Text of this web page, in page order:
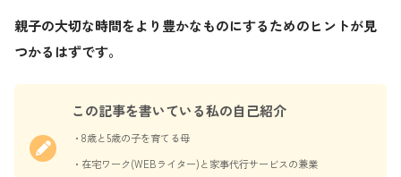
親子の大切な時間をより豊かなものにするためのヒントが見
つかるはずです。
この記事を書いている私の自己紹介
・8歳と5歳の子を育てる母
・在宅ワーク(WEBライター)と家事代行サービスの兼業